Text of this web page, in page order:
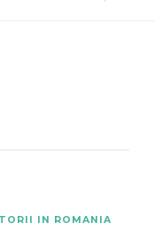
IN ROMANIA